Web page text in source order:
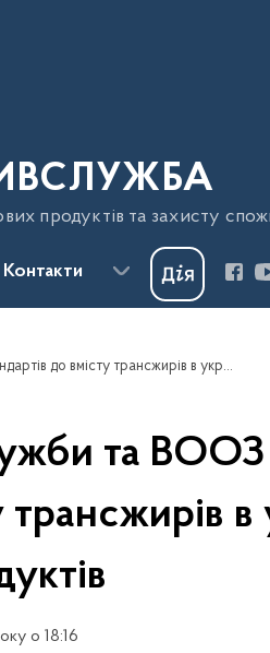
продуктів та захисту
Контакти
Спільна співпраця Держпродспоживслужби та ВООЗ з впровадження європейських стандартів до вмісту трансжирів в українських харчових продуктів
та
в
о 18:16